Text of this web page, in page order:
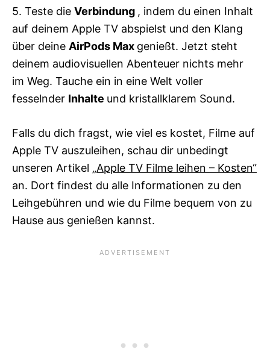
5. Teste die Verbindung , indem du einen Inhalt
auf deinem Apple TV abspielst und den Klang
über deine AirPods Max genießt. Jetzt steht
deinem audiovisuellen Abenteuer nichts mehr
im Weg. Tauche ein in eine Welt voller
fesselnder Inhalte und kristallklarem Sound.
Falls du dich fragst, wie viel es kostet, Filme auf
Apple TV auszuleihen, schau dir unbedingt
unseren Artikel „Apple TV Filme leihen – Kosten“
an. Dort findest du alle Informationen zu den
Leihgebühren und wie du Filme bequem von zu
Hause aus genießen kannst.